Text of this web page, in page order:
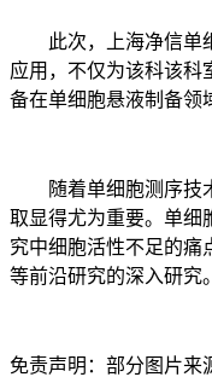
此次，上海净信单细
应用，不仅为该科该科
备在单细胞悬液制备领
随着单细胞测序技术
取显得尤为重要。单细
究中细胞活性不足的痛
等前沿研究的深入研究。
免责声明：部分图片来